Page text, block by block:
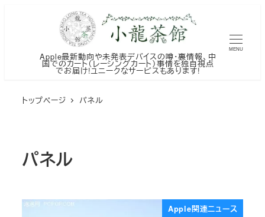
Apple最新動向や未発表デバイスの噂・裏情報、中
国でのカート（レーシングカート）事情を独自視点
でお届け!ユニークなサービスもあります!
MENU
トップページ パネル
パネル
Apple関連ニュース